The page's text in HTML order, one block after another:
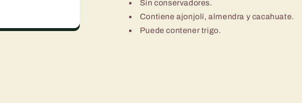
Sin conservadores.
Contiene ajonjolí, almendra y cacahuate.
Puede contener trigo.